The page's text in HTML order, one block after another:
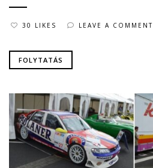
30 LIKES LEAVE A COMMENT
FOLYTATÁS